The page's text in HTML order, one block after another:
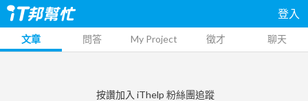
登入
文章 問答 My Project 徵才 聊天
按讚加入 iThelp 粉絲團追蹤